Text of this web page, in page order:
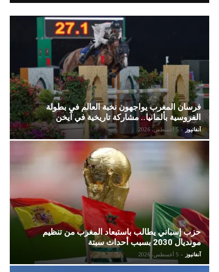
فرسان المغرب يواجهون نخبة العالم في بطولة
الفروسية بألمانيا.. مشاركة تاريخية في آيخن
آنفانيوز - 5 أغسطس، 2026
حزب إسباني يطالب باستبعاد المغرب من تنظيم
مونديال 2030 بسبب أحداث سبتة
آنفانيوز - 5 أغسطس، 2026